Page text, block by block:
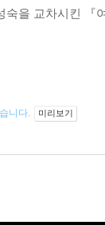
숙을 교차시킨 『
니다. 미리보기